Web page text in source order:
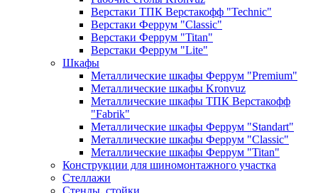
Верстаки ТПК Верстакофф "Technic"
Верстаки Феррум "Classic"
Верстаки Феррум "Titan"
Верстаки Феррум "Lite"
Шкафы
Металлические шкафы Феррум "Premium"
Металлические шкафы Kronvuz
Металлические шкафы ТПК Верстакофф
"Fabrik"
Металлические шкафы Феррум "Standart"
Металлические шкафы Феррум "Classic"
Металлические шкафы Феррум "Titan"
Конструкции для шиномонтажного участка
Стеллажи
Стенды, стойки